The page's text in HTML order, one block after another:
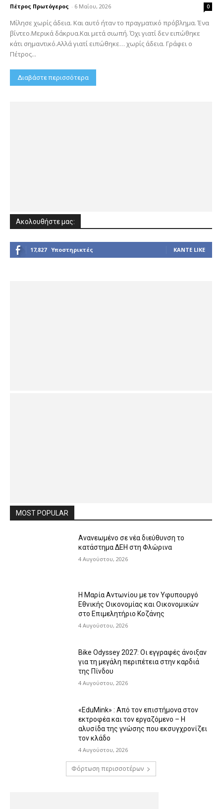
Πέτρος Πρωτόγερος - 6 Μαΐου, 2026 0
Μίλησε χωρίς άδεια. Και αυτό ήταν το πραγματικό πρόβλημα. Ένα
βίντεο.Μερικά δάκρυα.Και μετά σιωπή. Όχι γιατί δεν ειπώθηκε
κάτι σημαντικό.Αλλά γιατί ειπώθηκε… χωρίς άδεια. Γράφει ο
Πέτρος...
Διαβάστε περισσότερα
Ακολουθήστε μας:
17,827 Υποστηρικτές ΚΆΝΤΕ LIKE
MOST POPULAR
Ανανεωμένο σε νέα διεύθυνση το
κατάστημα ΔΕΗ στη Φλώρινα
4 Αυγούστου, 2026
Η Μαρία Αντωνίου με τον Υφυπουργό
Εθνικής Οικονομίας και Οικονομικών
στο Επιμελητήριο Κοζάνης
4 Αυγούστου, 2026
Bike Odyssey 2027: Οι εγγραφές άνοιξαν
για τη μεγάλη περιπέτεια στην καρδιά
της Πίνδου
4 Αυγούστου, 2026
«EduMink» : Από τον επιστήμονα στον
εκτροφέα και τον εργαζόμενο – Η
αλυσίδα της γνώσης που εκσυγχρονίζει
τον κλάδο
4 Αυγούστου, 2026
Φόρτωση περισσοτέρων